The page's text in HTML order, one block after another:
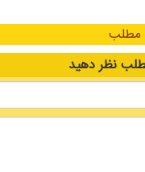
مطلب
نظر دهید